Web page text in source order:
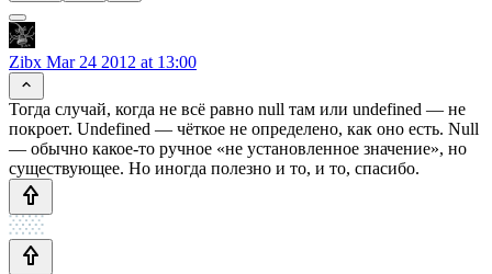
Zibx Mar 24 2012 at 13:00
Тогда случай, когда не всё равно null там или undefined — не
покроет. Undefined — чёткое не определено, как оно есть. Null
— обычно какое-то ручное «не установленное значение», но
существующее. Но иногда полезно и то, и то, спасибо.